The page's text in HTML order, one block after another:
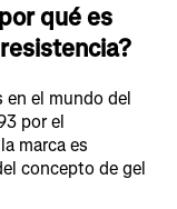
qué es
en el mundo del
por el
marca es
concepto de gel